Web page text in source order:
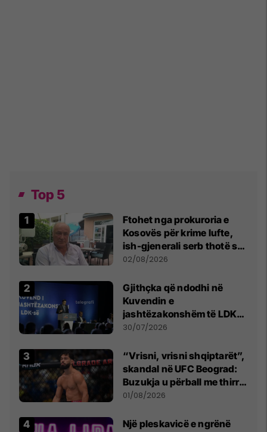
Top 5
Ftohet nga prokuroria e
Kosovës për krime lufte,
ish-gjenerali serb thotë se
dikush e tradhtoi në
02/08/2026
Gjithçka që ndodhi në
Kuvendin e
jashtëzakonshëm të LDK-
së
30/07/2026
“Vrisni, vrisni shqiptarët”,
skandal në UFC Beograd:
Buzukja u përball me thirrje
anti-shqiptare nga
01/08/2026
Një pleskavicë e ngrënë